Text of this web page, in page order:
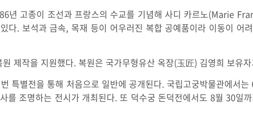
년 고종이 조선과 프랑스의 수교를 기념해 사디 카르노(Marie
다. 보석과 금속, 목재 등이 어우러진 복합 공예품이라 이동이 어
제작을 지원했다. 복원은 국가무형유산 옥장(玉匠) 김영희 보유
특별전을 통해 처음으로 일반에 공개된다. 국립고궁박물관에서
를 조명하는 전시가 개최된다. 또 덕수궁 돈덕전에서도 8월 30일